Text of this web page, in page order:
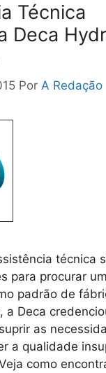
Técnica
Deca
Por A Redação
técnica
para procurar
padrão de
a Deca
as
a qualidade
como